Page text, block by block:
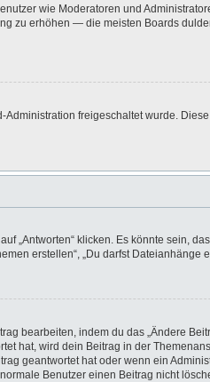
wie Moderatoren und
zu erhöhen — die meisten Boards
freigeschaltet wurde.
„Antworten“ klicken. Es könnte sein,
erstellen“, „Du darfst Dateianhänge
bearbeiten, indem du das „Ändere
hat, wird dein Beitrag in der
geantwortet hat oder wenn ein
Benutzer einen Beitrag nicht